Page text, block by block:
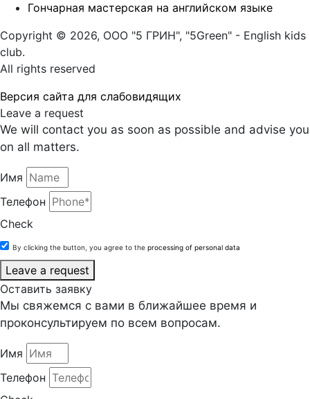
Гончарная мастерская на английском языке
Copyright © 2026, ООО "5 ГРИН", "5Green" - English kids
club.
All rights reserved
Версия сайта для слабовидящих
Leave a request
We will contact you as soon as possible and advise you
on all matters.
Имя
Телефон
Check
By clicking the button, you agree to the processing of personal data
Leave a request
Оставить заявку
Мы свяжемся с вами в ближайшее время и
проконсультируем по всем вопросам.
Имя
Телефон